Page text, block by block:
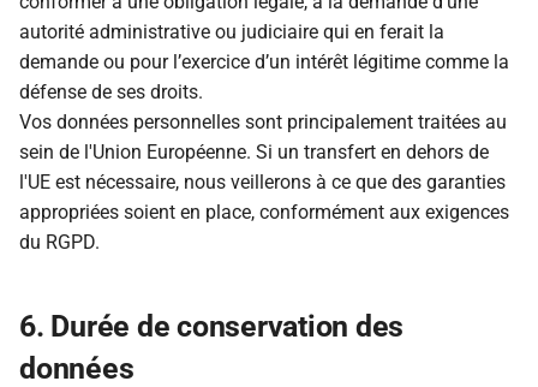
autorité administrative ou judiciaire qui en ferait la
demande ou pour l’exercice d’un intérêt légitime comme la
défense de ses droits.
Vos données personnelles sont principalement traitées au
sein de l'Union Européenne. Si un transfert en dehors de
l'UE est nécessaire, nous veillerons à ce que des garanties
appropriées soient en place, conformément aux exigences
du RGPD.
6. Durée de conservation des
données